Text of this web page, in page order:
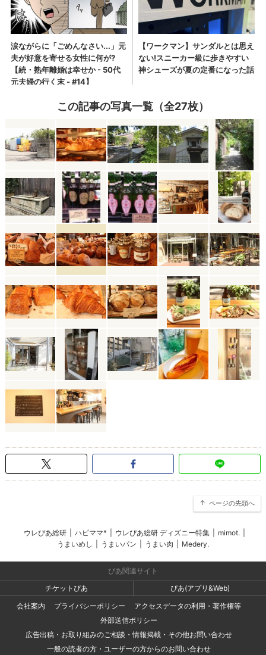
この記事の写真一覧（全27枚）
ページの先頭へ
ウレぴあ総研 ハピママ* ウレぴあ総研 ディズニー特集 mimot.
うまいめし
うまいパン うまい肉 Medery.
ぴあ関連サイト
チケットぴあ
ぴあ(アプリ&Web)
会社案内
プライバシーポリシー
アクセスデータの利用・著作権等
外部送信ポリシー
広告出稿・お取り組みのご相談・情報掲載・その他お問い合わせ
一般の読者の方・ユーザーの方からのお問い合わせ